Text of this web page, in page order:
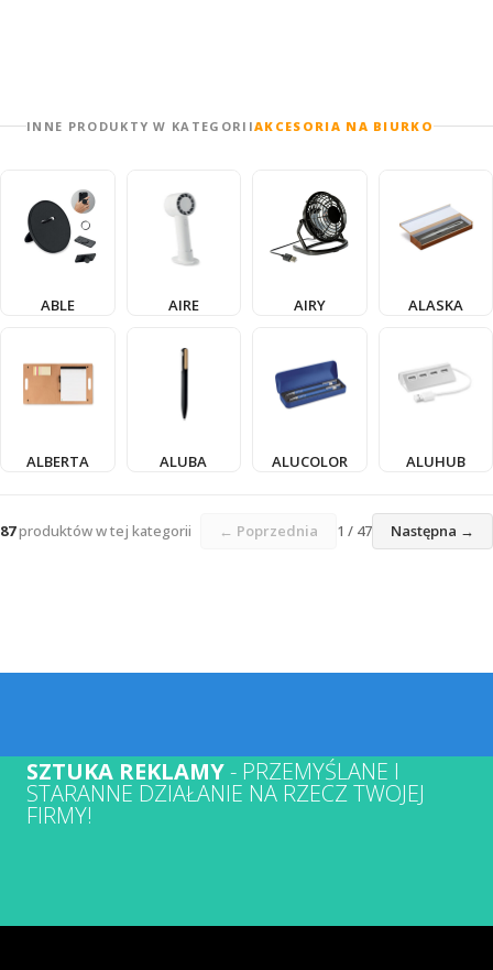
INNE PRODUKTY W KATEGORIIAKCESORIA NA BIURKO
ABLE AIRE AIRY ALASKA
ALBERTA ALUBA ALUCOLOR ALUHUB
87produktów w tej kategorii ← Poprzednia 1 / 47 Następna →
SZTUKA REKLAMY- PRZEMYŚLANE I
STARANNE DZIAŁANIE NA RZECZ TWOJEJ
FIRMY!